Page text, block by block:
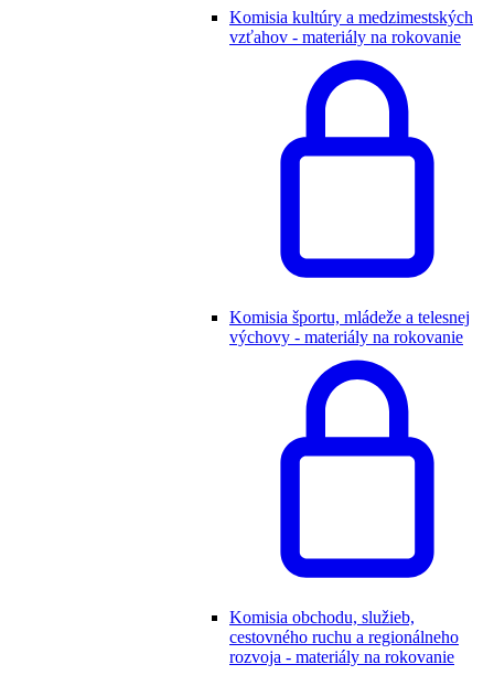
Komisia kultúry a medzimestských
vzťahov - materiály na rokovanie
Komisia športu, mládeže a telesnej
výchovy - materiály na rokovanie
Komisia obchodu, služieb,
cestovného ruchu a regionálneho
rozvoja - materiály na rokovanie